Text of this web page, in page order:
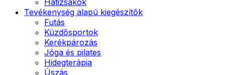
Tevékenység alapú kiegészítők
Futás
Küzdősportok
Kerékpározás
Jóga és pilates
Hidegterápia
Úszás